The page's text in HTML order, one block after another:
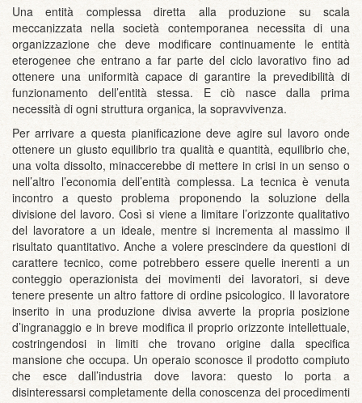
Una entità complessa diretta alla produzione su scala
meccanizzata nella società contemporanea necessita di una
organizzazione che deve modificare continuamente le entità
eterogenee che entrano a far parte del ciclo lavorativo fino ad
ottenere una uniformità capace di garantire la prevedibilità di
funzionamento dell’entità stessa. E ciò nasce dalla prima
necessità di ogni struttura organica, la sopravvivenza.
Per arrivare a questa pianificazione deve agire sul lavoro onde
ottenere un giusto equilibrio tra qualità e quantità, equilibrio che,
una volta dissolto, minaccerebbe di mettere in crisi in un senso o
nell’altro l’economia dell’entità complessa. La tecnica è venuta
incontro a questo problema proponendo la soluzione della
divisione del lavoro. Così si viene a limitare l’orizzonte qualitativo
del lavoratore a un ideale, mentre si incrementa al massimo il
risultato quantitativo. Anche a volere prescindere da questioni di
carattere tecnico, come potrebbero essere quelle inerenti a un
conteggio operazionista dei movimenti dei lavoratori, si deve
tenere presente un altro fattore di ordine psicologico. Il lavoratore
inserito in una produzione divisa avverte la propria posizione
d’ingranaggio e in breve modifica il proprio orizzonte intellettuale,
costringendosi in limiti che trovano origine dalla specifica
mansione che occupa. Un operaio sconosce il prodotto compiuto
che esce dall’industria dove lavora: questo lo porta a
disinteressarsi completamente della conoscenza dei procedimenti